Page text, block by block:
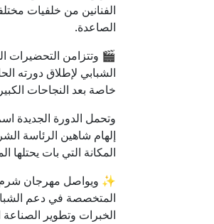
الفنانين من خلفيات
الصاعدة.
الشبابي لإطلاق دورته
خاصة بعد النجاحات
وتحمل الدورة الجديدة
إلهام شاهين الرئاسة
المكانة التي بات يحتلها
✨ ويواصل مهرجان شرم
المتخصصة في دعم
الخبرات وتطوير